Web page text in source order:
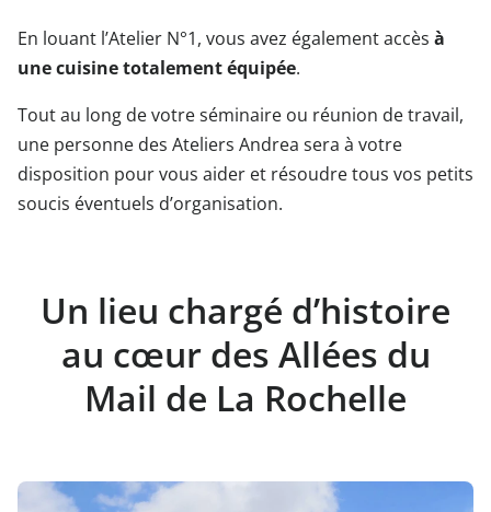
En louant l’Atelier N°1, vous avez également accès à
une cuisine totalement équipée.
Tout au long de votre séminaire ou réunion de travail,
une personne des Ateliers Andrea sera à votre
disposition pour vous aider et résoudre tous vos petits
soucis éventuels d’organisation.
Un lieu chargé d’histoire
au cœur des Allées du
Mail de La Rochelle